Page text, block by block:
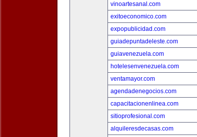
vinoartesanal.com
exitoeconomico.com
expopublicidad.com
guiadepuntadeleste.com
guiavenezuela.com
hotelesenvenezuela.com
ventamayor.com
agendadenegocios.com
capacitacionenlinea.com
sitioprofesional.com
alquileresdecasas.com